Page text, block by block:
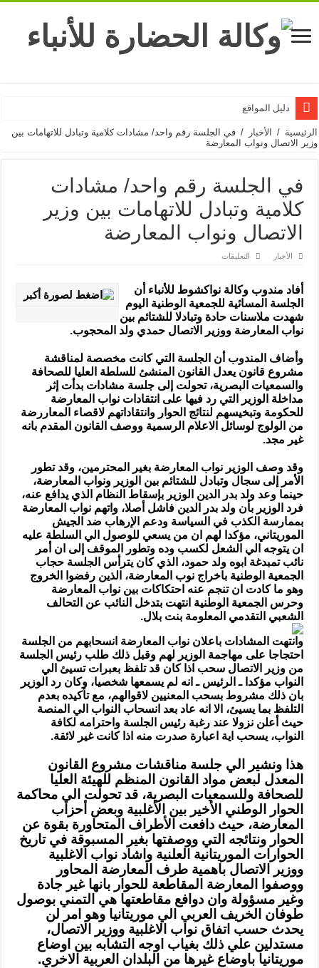
دليل المواقع
الرئيسية / الأخبار / في الجلسة رقم واحد/ مشادات كلامية وتبادل للاتهامات بين
وزير الاتصال ونواب المعارضة
في الجلسة رقم واحد/ مشادات
كلامية وتبادل للاتهامات بين وزير
الاتصال ونواب المعارضة
الأخبار التعليقات
رقم
واحد/
مشادات
كلامية
وتبادل
للاتهامات
بين
الاتصال
ونواب
المعارضة
مغلقة
أفاد مندوب وكالة نواكشوط للأنباء أن
الجلسة المسائية للجمعية الوطنية اليوم
شهدت ملاسنات حادة وتبادلا للشتائم بين
نواب المعارضة ووزير الاتصال حمدي ولد المحجوب.
وأضاف المندوب أن الجلسة التي كانت مخصصة لمناقشة
مشروع قانون يعدل القانون المنشئ للسلطة العليا للصحافة
والسمعيات البصرية، تحولت إلى جلسة مشادات بدأت إثر
مداخلة الوزير التي رد فيها على انتقادات نواب المعارضة
للحكومة وتبخيسهم لنتائج الحوار وانتقاداتهم لاقصاء المعاررضة
من الولوج لوسائل الاعلام الرسمية ووصف القانون المقدم بانه
غير مجد.
وقد وصف الوزير نواب المعارضة بغير المحترمين، وقد تطور
الأمر إلى سجال وتبادل للشتائم بين الوزير ونواب المعارضة،
حينما وعد ولد بدر الدين الوزير بإسقاط النظام الذي يدافع عنه،
فرد الوزير بأن ولد بدر الدين فاشل أصلا، واتهم نواب المعارضة
بممارسة الكذب في السياسة ودعم الإرهاب ضد الجيش
الموريتاني، مؤكدا لهم ان من يسعي للوصول الي السلطة عليه
ان يتوجه الي الشعل لكسب وده وتطور الموقف إلى ان أمر
نائب تمبدغة ابوه ولد حمود، الذي كان يترأس الجلسة حجاب
الجمعية الوطنية باخراج نوب المعارضة، الذين رفضوا الخروج
وهو ما كادت ان تنجم عنه احتكاكات بين نواب المعارضة
وحرس الجمعية الوطنية انتهت بتدخل النائب عن التحالف
الشعبي التقدمي المعلومة بنت بلال.
وانتهت المشادات باعلان نواب المعارضة انسحابهم من الجلسة
احتجاجا على مهاجمة الوزير لهم وقبل ذلك طلب رئيس الجلسة
من وزير الاتصال سحب اذا كان قد تلفظ بعبرات تسيئ الي
النواب مؤكدا ـ الرئيس ـ انه لم يسمعها شخصيا، وكان رد الوزير
بان ذلك مشروط بسحب المعنيين لاقوالهم، مع تأكيده بعدم
التلفظ بما يسيئ، الا انه عاد بعد انسحاب النواب الي المنصة
حيث أعلن نزولا عند رغبة رئيس الجلسة واحترامه لكافة
النواب، يسحب اية اعبارة صدرت منه اذا كانت غير لائقة.
هذا ونشير الي جلسة مناقشات مشروع القانون
المعدل لبعض مواد القانون المنظم للهيئة العليا
للصحافة وللسمعيات البصرية، قد تحولت الي محاكمة
الحوار الوطني الأخير بين الأغلبية وبعض أحزاب
المعارضة، حيث دافعت الأطراف المتحاورة بقوة عن
الحوار ونتائجه التي ووصفتها بغير المسبوقة في تاريخ
الحوارات الموريتانية العلنية واشاد نواب الاغلبية
ووزير الاتصال باهمية طرف المعارضة المحاور
ووصفوا المعارضة المقاطعة للحوار بانها غير جادة
وغير مسؤولة وان دوافع مقاطعتها هي التمني بوصول
طوفان الخريف العربي الي موريتانيا وهو امر لن
يحدث حسب اتفاق نواب الاغلبية ووزير الاتصال،
مستدلين علي ذلك بغياب اوجه التشابه بين اوضاع
موريتانيا باوضاع غيرها من البلدان العربية الاخري.